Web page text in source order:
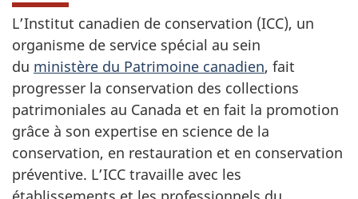
L’Institut canadien de conservation (ICC), un
organisme de service spécial au sein
du ministère du Patrimoine canadien, fait
progresser la conservation des collections
patrimoniales au Canada et en fait la promotion
grâce à son expertise en science de la
conservation, en restauration et en conservation
préventive. L’ICC travaille avec les